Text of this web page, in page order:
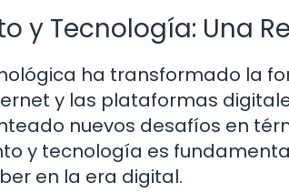
y Tecnología: Una
ha transformado la
y las plataformas
nuevos desafíos en
y tecnología es
en la era digital.